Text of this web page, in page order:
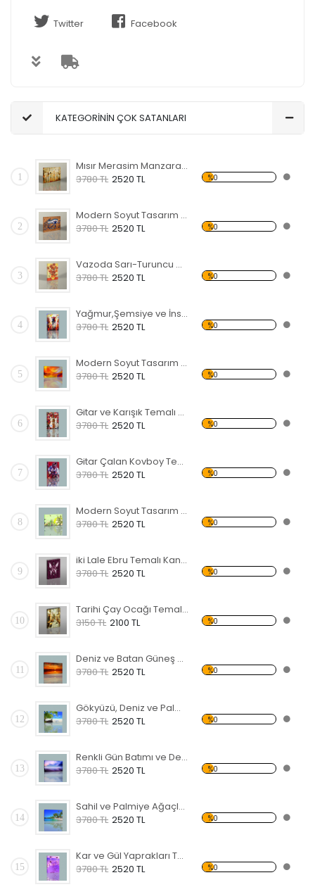
Twitter Facebook
KATEGORİNİN ÇOK SATANLARI
1
Mısır Merasim Manzaralı Kanvas Tablo
3780 TL 2520 TL %0
2
Modern Soyut Tasarım 37 Kanvas Tablo
3780 TL 2520 TL %0
3
Vazoda Sarı-Turuncu Çiçekler Kanvas Tablo
3780 TL 2520 TL %0
4
Yağmur,Şemsiye ve İnsanlar Kanvas Tablo
3780 TL 2520 TL %0
5
Modern Soyut Tasarım 36 Kanvas Tablo
3780 TL 2520 TL %0
6
Gitar ve Karışık Temalı Kanvas Tablo
3780 TL 2520 TL %0
7
Gitar Çalan Kovboy Temalı Kanvas Tablo
3780 TL 2520 TL %0
8
Modern Soyut Tasarım 42 Kanvas Tablo
3780 TL 2520 TL %0
9
iki Lale Ebru Temalı Kanvas Tablo
3780 TL 2520 TL %0
10
Tarihi Çay Ocağı Temalı Kanvas Tablo
3150 TL 2100 TL %0
11
Deniz ve Batan Güneş Kanvas Tablo
3780 TL 2520 TL %0
12
Gökyüzü, Deniz ve Palmiyeler Kanvas Tablo
3780 TL 2520 TL %0
13
Renkli Gün Batımı ve Deniz Kanvas Tablo
3780 TL 2520 TL %0
14
Sahil ve Palmiye Ağaçları Kanvas Tablo
3780 TL 2520 TL %0
15
Kar ve Gül Yaprakları Temalı Kanvas Tablo
3780 TL 2520 TL %0